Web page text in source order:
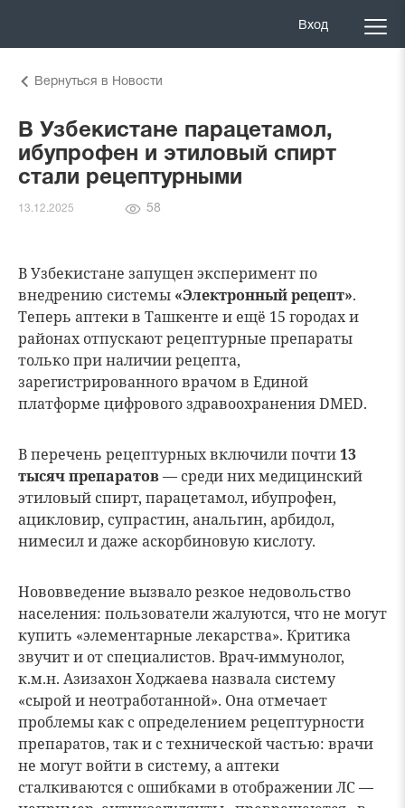
Вход
Вернуться в Новости
В Узбекистане парацетамол,
ибупрофен и этиловый спирт
стали рецептурными
13.12.2025
Количество
58
В Узбекистане запущен эксперимент по
внедрению системы «Электронный рецепт».
Теперь аптеки в Ташкенте и ещё 15 городах и
районах отпускают рецептурные препараты
только при наличии рецепта,
зарегистрированного врачом в Единой
платформе цифрового здравоохранения DMED.
В перечень рецептурных включили почти13
тысяч препаратов— среди них медицинский
этиловый спирт, парацетамол, ибупрофен,
ацикловир, супрастин, анальгин, арбидол,
нимесил и даже аскорбиновую кислоту.
Нововведение вызвало резкое недовольство
населения: пользователи жалуются, что не могут
купить «элементарные лекарства». Критика
звучит и от специалистов. Врач-иммунолог,
к.м.н. Азизахон Ходжаева назвала систему
«сырой и неотработанной». Она отмечает
проблемы как с определением рецептурности
препаратов, так и с технической частью: врачи
не могут войти в систему, а аптеки
сталкиваются с ошибками в отображении ЛС —